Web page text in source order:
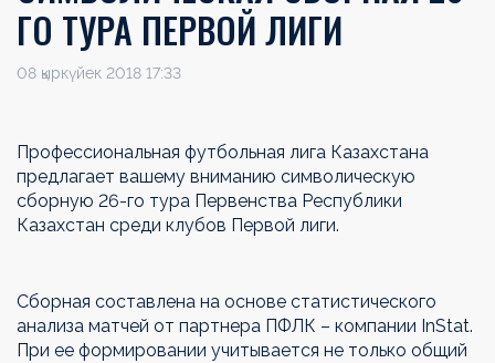
ГО ТУРА ПЕРВОЙ ЛИГИ
08 қыркүйек 2018 17:33
Профессиональная футбольная лига Казахстана
предлагает вашему вниманию символическую
сборную 26-го тура Первенства Республики
Казахстан среди клубов Первой лиги.
Сборная составлена на основе статистического
анализа матчей от партнера ПФЛК – компании InStat.
При ее формировании учитывается не только общий